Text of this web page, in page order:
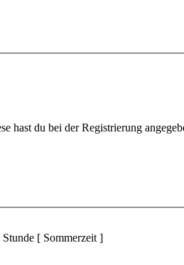
du bei der Registrierung
[ Sommerzeit ]